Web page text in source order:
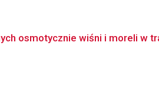
osmotycznie wiśni i moreli w